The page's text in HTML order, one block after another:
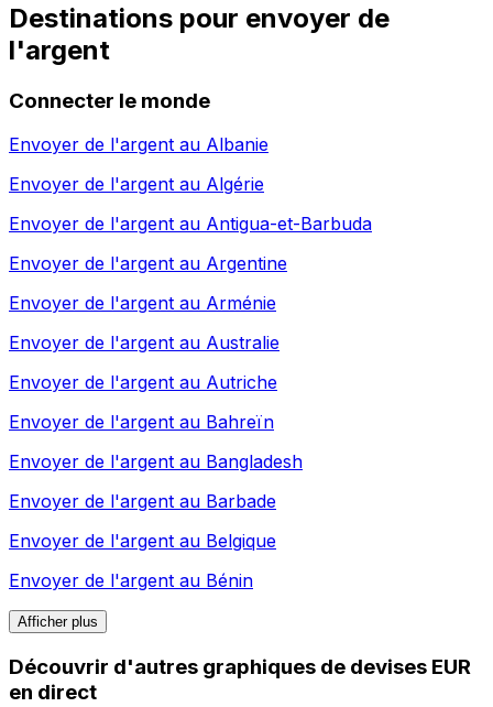
Destinations pour envoyer de
l'argent
Connecter le monde
Envoyer de l'argent au Albanie
Envoyer de l'argent au Algérie
Envoyer de l'argent au Antigua-et-Barbuda
Envoyer de l'argent au Argentine
Envoyer de l'argent au Arménie
Envoyer de l'argent au Australie
Envoyer de l'argent au Autriche
Envoyer de l'argent au Bahreïn
Envoyer de l'argent au Bangladesh
Envoyer de l'argent au Barbade
Envoyer de l'argent au Belgique
Envoyer de l'argent au Bénin
Afficher plus
Découvrir d'autres graphiques de devises EUR
en direct